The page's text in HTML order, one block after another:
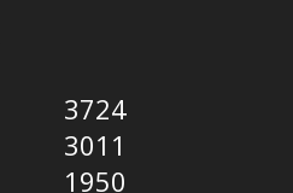
3724
3011
1950